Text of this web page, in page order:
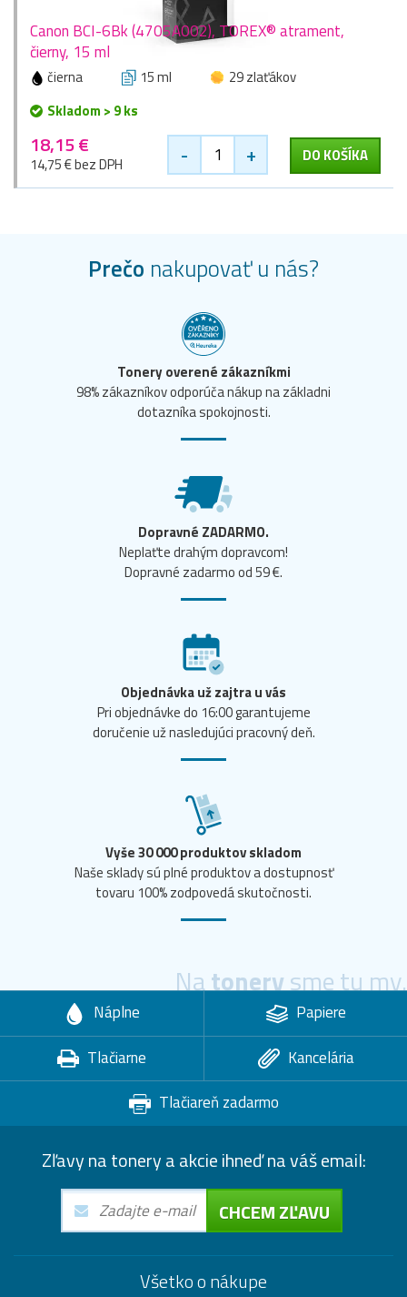
Canon BCI-6Bk (4705A002), TOREX® atrament,
čierny, 15 ml
čierna 15 ml
29 zlaťákov
Skladom > 9 ks
18,15 €
14,75 € bez DPH - + DO KOŠÍKA
Prečo nakupovať u nás?
Tonery overené zákazníkmi
98% zákazníkov odporúča nákup na základni
dotazníka spokojnosti.
Dopravné ZADARMO.
Neplaťte drahým dopravcom!
Dopravné zadarmo od 59 €.
Objednávka už zajtra u vás
Pri objednávke do 16:00 garantujeme
doručenie už nasledujúci pracovný deň.
Vyše 30 000 produktov skladom
Naše sklady sú plné produktov a dostupnosť
tovaru 100% zodpovedá skutočnosti.
Natonerysme tu my.
Náplne
Papiere
Tlačiarne
Kancelária
Tlačiareň zadarmo
Zľavy na tonery a akcie ihneď na váš email:
CHCEM ZĽAVU
Všetko o nákupe